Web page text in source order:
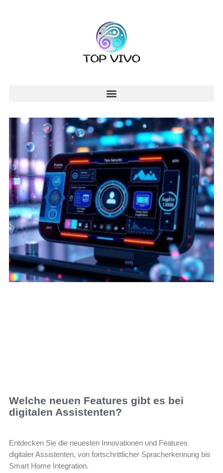
Welche neuen Features gibt es bei
digitalen Assistenten?
Entdecken Sie die neuesten Innovationen und Features
digitaler Assistenten, von fortschrittlicher Spracherkennung bis
Smart Home Integration.